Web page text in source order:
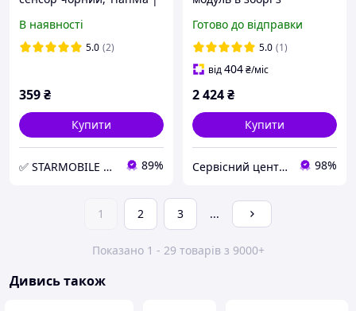
В наявності
5.0 (2)
359₴
Купити
✅ STARMOBILE PARTS Інтернет-магазин запчастин для ремонту мобільного телефону та планшета 89%
Original PRC ref, чорний
Готово до відправки
5.0 (1)
від404₴/міс
2 424₴
Купити
Сервісний центр Екран 98%
1 2 3 ...
Показано 1 - 29 товарів з 9000+
Дивись також